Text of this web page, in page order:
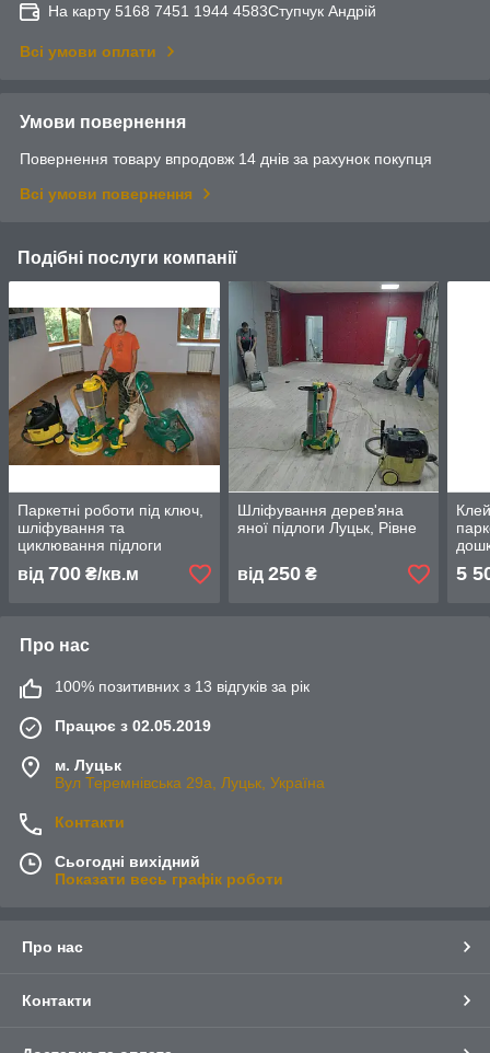
На карту 5168 7451 1944 4583Ступчук Андрій
Всі умови оплати
Умови повернення
Повернення товару впродовж 14 днів за рахунок покупця
Всі умови повернення
Подібні послуги компанії
Паркетні роботи під ключ,
шліфування та
циклювання підлоги
деревянної
від 700 ₴/кв.м
Шліфування дерев'яна
яної підлоги Луцьк, Рівне
від 250₴ 5
Про нас
100% позитивних з 13 відгуків за рік
Працює з 02.05.2019
м. Луцьк
Вул Теремнівська 29а, Луцьк, Україна
Контакти
Сьогодні вихідний
Показати весь графік роботи
Про нас
Контакти